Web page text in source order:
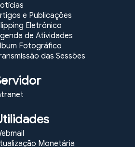
e Publicações
Eletrônico
de Atividades
Fotográfico
das Sessões
Monetária